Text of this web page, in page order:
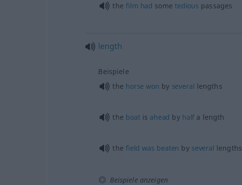
the film had some tedious passages
length
Beispiele
the horse won by several lengths
the boatis ahead by half a length
the field was beaten by several lengths
Beispiele anzeigen